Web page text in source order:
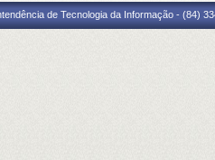
de Tecnologia da Informação - (84)